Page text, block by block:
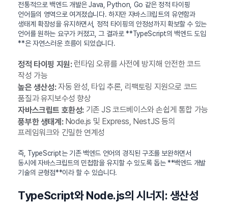
전통적으로 백엔드 개발은 Java, Python, Go 같은 정적 타이핑
언어들의 영역으로 여겨졌습니다. 하지만 자바스크립트의 유연함과
생태계 확장성을 유지하면서, 정적 타이핑의 안정성까지 확보할 수 있는
언어를 원하는 요구가 커졌고, 그 결과로 **TypeScript의 백엔드 도입
**은 자연스러운 흐름이 되었습니다.
정적 타이핑 지원:런타임 오류를 사전에 방지해 안전한 코드
작성 가능
높은 생산성:자동 완성, 타입 추론, 리팩토링 지원으로 코드
품질과 유지보수성 향상
자바스크립트 호환성:기존 JS 코드베이스와 손쉽게 통합 가능
풍부한 생태계:Node.js 및 Express, NestJS 등의
프레임워크와 긴밀한 연계성
즉, TypeScript는 기존 백엔드 언어의 경직된 구조를 보완하면서
동시에 자바스크립트의 민첩함을 유지할 수 있도록 돕는 **백엔드 개발
기술의 균형점**이라 할 수 있습니다.
TypeScript와 Node.js의 시너지: 생산성